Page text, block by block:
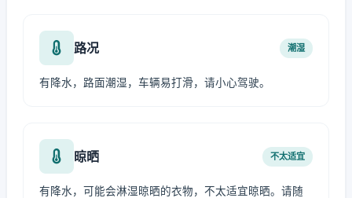
路况 潮湿
有降水，路面潮湿，车辆易打滑，请小心驾驶。
晾晒 不太适宜
有降水，可能会淋湿晾晒的衣物，不太适宜晾晒。请随